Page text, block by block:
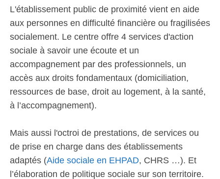
L'établissement public de proximité vient en aide
aux personnes en difficulté financière ou fragilisées
socialement. Le centre offre 4 services d'action
sociale à savoir une écoute et un
accompagnement par des professionnels, un
accès aux droits fondamentaux (domiciliation,
ressources de base, droit au logement, à la santé,
à l’accompagnement).
Mais aussi l'octroi de prestations, de services ou
de prise en charge dans des établissements
adaptés (Aide sociale en EHPAD, CHRS …). Et
l’élaboration de politique sociale sur son territoire.